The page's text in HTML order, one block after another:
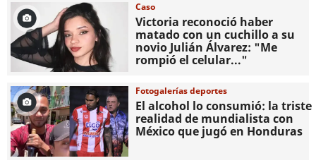
Caso
Victoria reconoció haber
matado con un cuchillo a su
novio Julián Álvarez: "Me
rompió el celular..."
Fotogalerías deportes
El alcohol lo consumió: la triste
realidad de mundialista con
México que jugó en Honduras